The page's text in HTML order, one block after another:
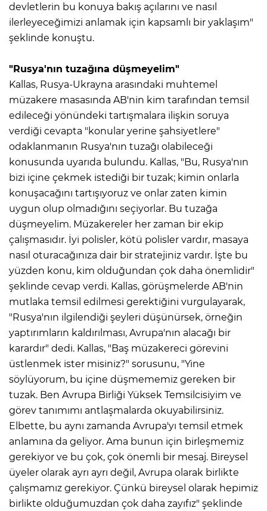
devletlerin bu konuya bakış açılarını ve nasıl
ilerleyeceğimizi anlamak için kapsamlı bir yaklaşım"
şeklinde konuştu.
"Rusya'nın tuzağına düşmeyelim"
Kallas, Rusya-Ukrayna arasındaki muhtemel
müzakere masasında AB'nin kim tarafından temsil
edileceği yönündeki tartışmalara ilişkin soruya
verdiği cevapta "konular yerine şahsiyetlere"
odaklanmanın Rusya'nın tuzağı olabileceği
konusunda uyarıda bulundu. Kallas, "Bu, Rusya'nın
bizi içine çekmek istediği bir tuzak; kimin onlarla
konuşacağını tartışıyoruz ve onlar zaten kimin
uygun olup olmadığını seçiyorlar. Bu tuzağa
düşmeyelim. Müzakereler her zaman bir ekip
çalışmasıdır. İyi polisler, kötü polisler vardır, masaya
nasıl oturacağınıza dair bir stratejiniz vardır. İşte bu
yüzden konu, kim olduğundan çok daha önemlidir"
şeklinde cevap verdi. Kallas, görüşmelerde AB'nin
mutlaka temsil edilmesi gerektiğini vurgulayarak,
"Rusya'nın ilgilendiği şeyleri düşünürsek, örneğin
yaptırımların kaldırılması, Avrupa'nın alacağı bir
karardır" dedi. Kallas, "Baş müzakereci görevini
üstlenmek ister misiniz?" sorusunu, "Yine
söylüyorum, bu içine düşmememiz gereken bir
tuzak. Ben Avrupa Birliği Yüksek Temsilcisiyim ve
görev tanımımı antlaşmalarda okuyabilirsiniz.
Elbette, bu aynı zamanda Avrupa'yı temsil etmek
anlamına da geliyor. Ama bunun için birleşmemiz
gerekiyor ve bu çok, çok önemli bir mesaj. Bireysel
üyeler olarak ayrı ayrı değil, Avrupa olarak birlikte
çalışmamız gerekiyor. Çünkü bireysel olarak hepimiz
birlikte olduğumuzdan çok daha zayıfız" şeklinde